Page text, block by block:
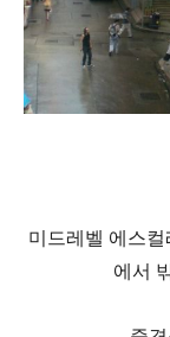
미드레벨 에스컬
에서